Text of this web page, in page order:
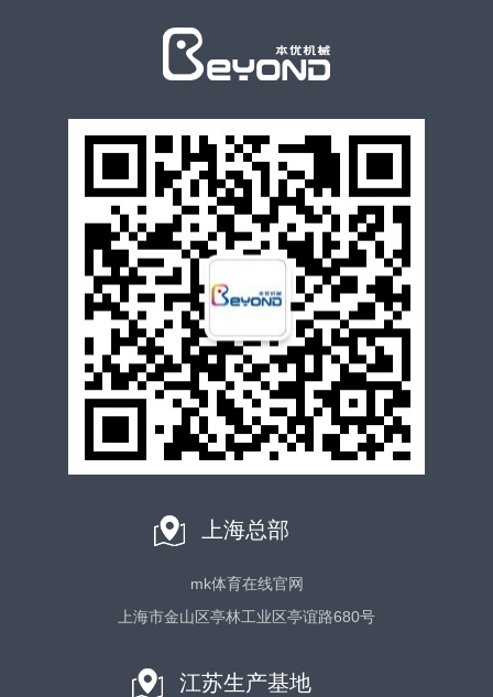
上海总部
mk体育在线官网
上海市金山区亭林工业区亭谊路680号
江苏生产基地